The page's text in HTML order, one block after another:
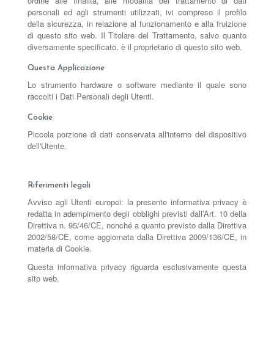
personali ed agli strumenti utilizzati, ivi compreso il profilo
della sicurezza, in relazione al funzionamento e alla fruizione
di questo sito web. Il Titolare del Trattamento, salvo quanto
diversamente specificato, è il proprietario di questo sito web.
Questa Applicazione
Lo strumento hardware o software mediante il quale sono
raccolti i Dati Personali degli Utenti.
Cookie
Piccola porzione di dati conservata all'interno del dispositivo
dell'Utente.
Riferimenti legali
Avviso agli Utenti europei: la presente informativa privacy è
redatta in adempimento degli obblighi previsti dall’Art. 10 della
Direttiva n. 95/46/CE, nonché a quanto previsto dalla Direttiva
2002/58/CE, come aggiornata dalla Direttiva 2009/136/CE, in
materia di Cookie.
Questa informativa privacy riguarda esclusivamente questa
sito web.